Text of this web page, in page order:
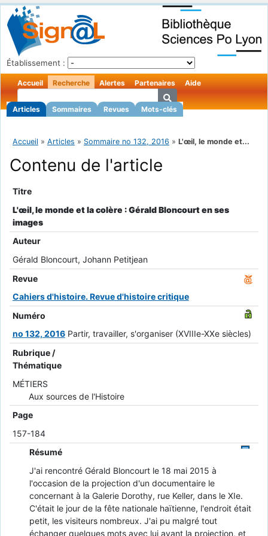
Établissement :
Accueil Recherche
Articles Sommaires Revues Mots-clés
Alertes Partenaires Aide
Accueil » Articles » Sommaire no 132, 2016 » L'œil, le monde et...
Contenu de l'article
Titre
L'œil, le monde et la colère : Gérald Bloncourt en ses
images
Auteur
Gérald Bloncourt, Johann Petitjean
Revue
Cahiers d'histoire. Revue d'histoire critique
Numéro
no 132, 2016 Partir, travailler, s'organiser (XVIIIe-XXe siècles)
Rubrique /
Thématique
MÉTIERS
Aux sources de l'Histoire
Page
157-184
Résumé
J'ai rencontré Gérald Bloncourt le 18 mai 2015 à
l'occasion de la projection d'un documentaire le
concernant à la Galerie Dorothy, rue Keller, dans le XIe.
C'était le jour de la fête nationale haïtienne, l'endroit était
petit, les visiteurs nombreux. J'ai pu malgré tout
échanger quelques mots avec lui avant la projection, et